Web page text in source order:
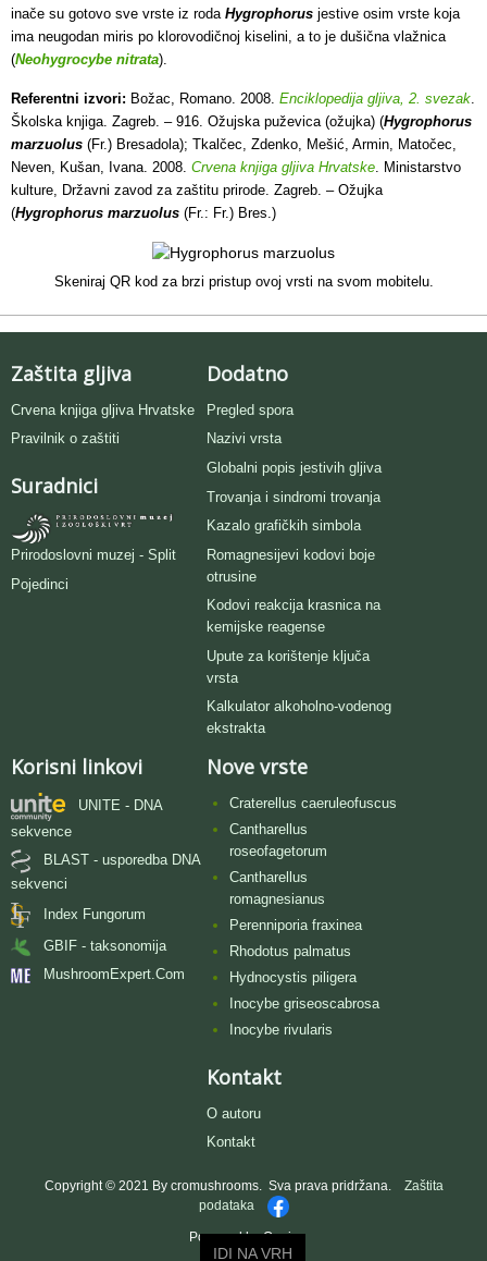
inače su gotovo sve vrste iz roda Hygrophorus jestive osim vrste koja
ima neugodan miris po klorovodičnoj kiselini, a to je dušična vlažnica
(Neohygrocybe nitrata).
Referentni izvori: Božac, Romano. 2008. Enciklopedija gljiva, 2. svezak.
Školska knjiga. Zagreb. – 916. Ožujska puževica (ožujka) (Hygrophorus
marzuolus (Fr.) Bresadola); Tkalčec, Zdenko, Mešić, Armin, Matočec,
Neven, Kušan, Ivana. 2008. Crvena knjiga gljiva Hrvatske. Ministarstvo
kulture, Državni zavod za zaštitu prirode. Zagreb. – Ožujka
(Hygrophorus marzuolus (Fr.: Fr.) Bres.)
Skeniraj QR kod za brzi pristup ovoj vrsti na svom mobitelu.
Zaštita gljiva
Crvena knjiga gljiva Hrvatske
Pravilnik o zaštiti
Suradnici
Prirodoslovni muzej - Split
Pojedinci
Dodatno
Pregled spora
Nazivi vrsta
Globalni popis jestivih gljiva
Trovanja i sindromi trovanja
Kazalo grafičkih simbola
Romagnesijevi kodovi boje
otrusine
Kodovi reakcija krasnica na
kemijske reagense
Upute za korištenje ključa
vrsta
Kalkulator alkoholno-vodenog
ekstrakta
Korisni linkovi
UNITE - DNA
sekvence
BLAST - usporedba DNA
sekvenci
Index Fungorum
GBIF - taksonomija
MushroomExpert.Com
Nove vrste
Craterellus caeruleofuscus
Cantharellus
roseofagetorum
Cantharellus
romagnesianus
Perenniporia fraxinea
Rhodotus palmatus
Hydnocystis piligera
Inocybe griseoscabrosa
Inocybe rivularis
Kontakt
O autoru
Kontakt
Copyright © 2021 By cromushrooms. Sva prava pridržana. Zaštita
podataka
Powered by Oggie
IDI NA VRH